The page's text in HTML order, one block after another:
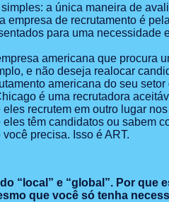
a única maneira de
empresa de recrutamento é
para uma necessidade
americana que procura
e não deseja realocar
americana do seu setor
é uma recrutadora
eles recrutem em outro lugar
têm candidatos ou sabem
precisa. Isso é ART.
“local” e “global”. Por que
que você só tenha